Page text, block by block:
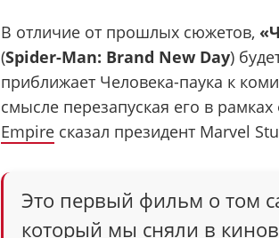
В отличие от прошлых сюжетов,
(Spider-Man: Brand New Day)
приближает Человека-паука к
смысле перезапуская его в
Empire сказал президент Marvel
Это первый фильм о том
который мы сняли в